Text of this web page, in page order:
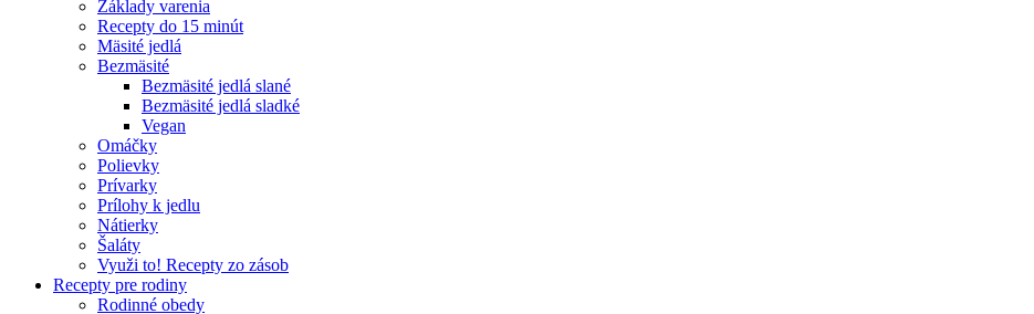
Základy varenia
Recepty do 15 minút
Mäsité jedlá
Bezmäsité
Bezmäsité jedlá slané
Bezmäsité jedlá sladké
Vegan
Omáčky
Polievky
Prívarky
Prílohy k jedlu
Nátierky
Šaláty
Využi to! Recepty zo zásob
Recepty pre rodiny
Rodinné obedy